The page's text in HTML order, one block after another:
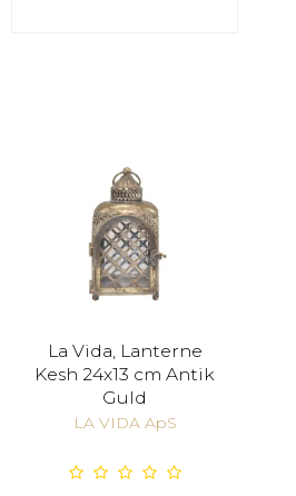
La Vida, Lanterne
Kesh 24x13 cm Antik
Guld
LA VIDA ApS